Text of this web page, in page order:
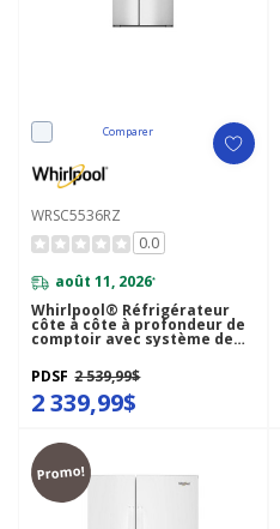
Comparer
WRSC5536RZ
0.0
août 11, 2026*
Whirlpool® Réfrigérateur
côte à côte à profondeur de
comptoir avec système de
refroidissement TruCool™ -
36 pi cu WRSC5536RZ
PDSF 2 539,99$
2 339,99$
Promo!